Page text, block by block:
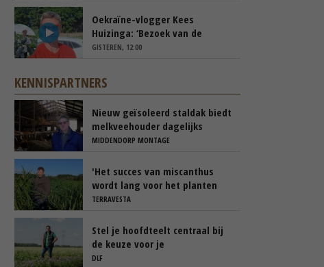
Oekraïne-vlogger Kees
Huizinga: ‘Bezoek van de
ambassade mag zelf groente
GISTEREN, 12:00
KENNISPARTNERS
Nieuw geïsoleerd staldak biedt
melkveehouder dagelijks
voordelen
MIDDENDORP MONTAGE
'Het succes van miscanthus
wordt lang voor het planten
beslist'
TERRAVESTA
Stel je hoofdteelt centraal bij
de keuze voor je
groenbemester
DLF